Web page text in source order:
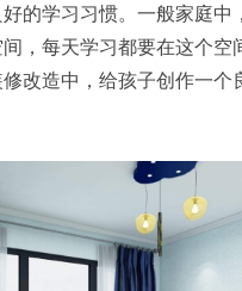
的学习习惯。一般家庭中
，每天学习都要在这个空
改造中，给孩子创作一个